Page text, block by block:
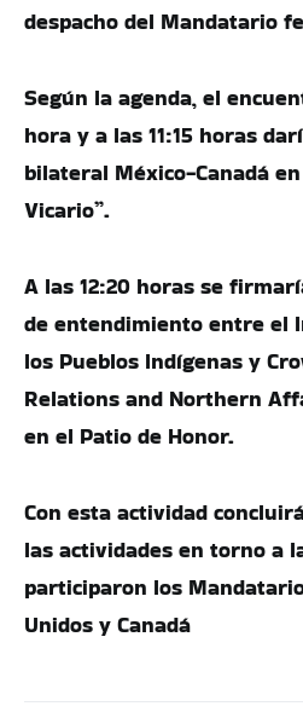
despacho del Mandatario
Según la agenda, el
hora y a las 11:15 horas
bilateral México-Canadá
Vicario”.
A las 12:20 horas se
de entendimiento entre el
los Pueblos Indígenas y
Relations and Northern
en el Patio de Honor.
Con esta actividad
las actividades en torno a
participaron los
Unidos y Canadá